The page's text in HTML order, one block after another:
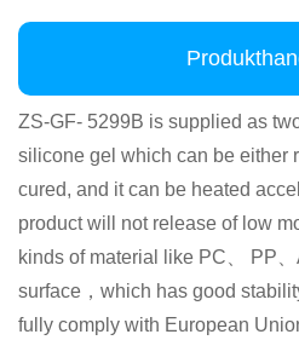
ZS-GF- 5299B is supplied as
silicone gel which can be either
cured, and it can be heated
product will not release of low
kinds of material like PC、 PP
surface，which has good
fully comply with European